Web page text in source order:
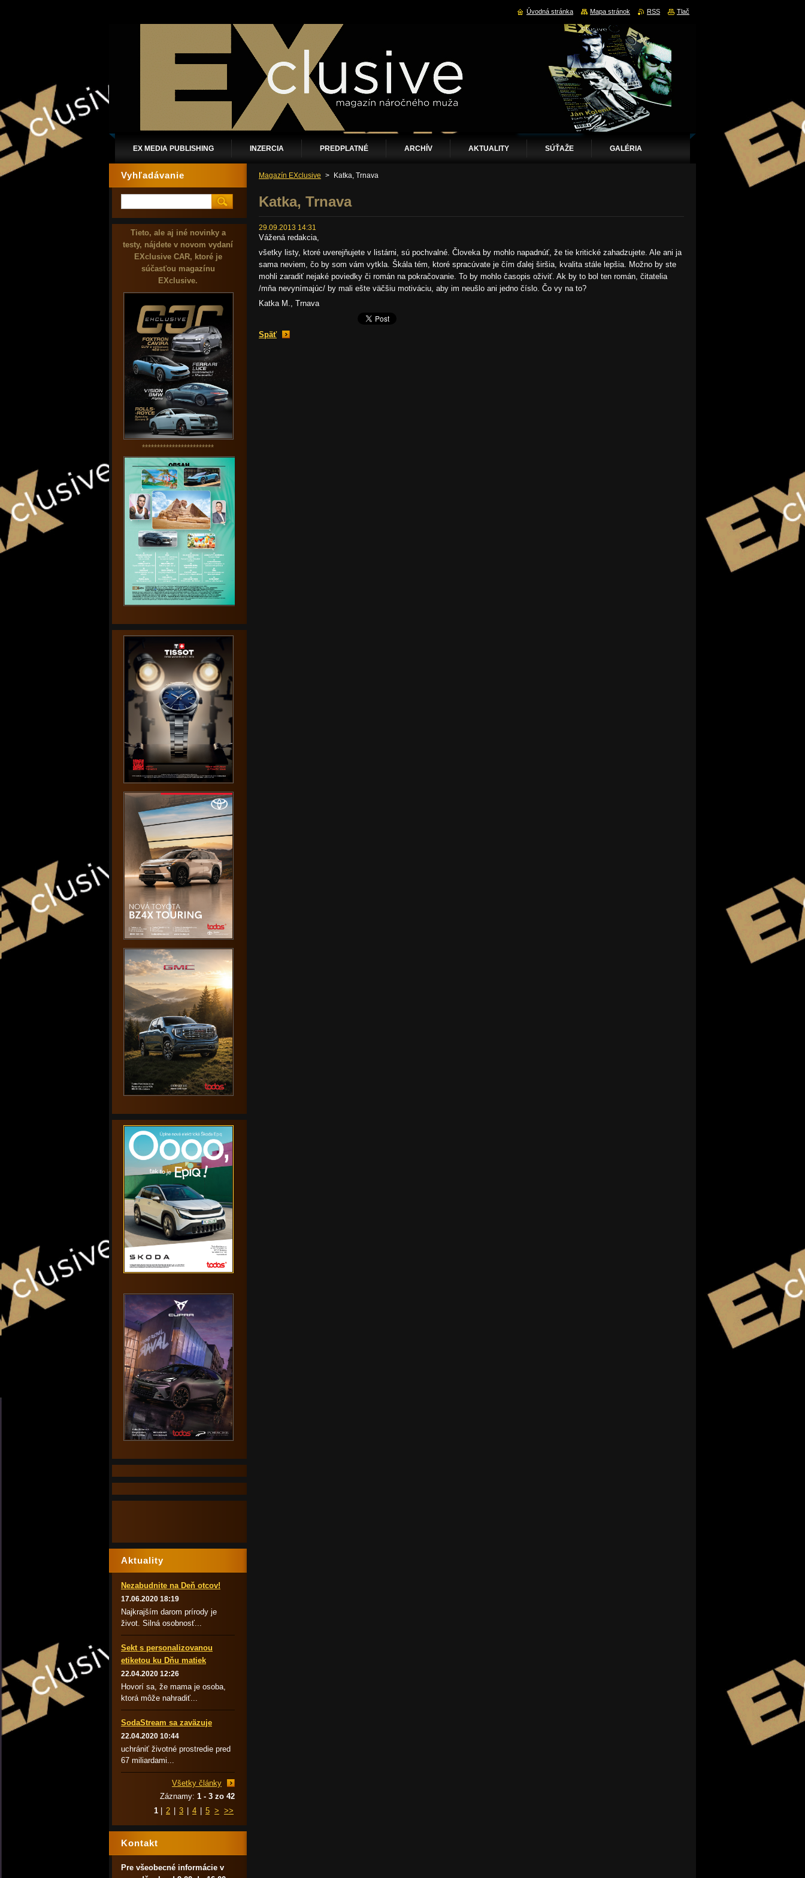
EX MEDIA PUBLISHING INZERCIA PREDPLATNÉ ARCHÍV AKTUALITY SÚŤAŽE GALÉRIA
Magazín EXclusive > Katka, Trnava
Katka, Trnava
29.09.2013 14:31
Vážená redakcia,
všetky listy, ktoré uverejňujete v listárni, sú pochvalné. Človeka by mohlo napadnúť, že tie kritické zahadzujete. Ale ani ja
sama neviem, čo by som vám vytkla. Škála tém, ktoré spracúvate je čím ďalej širšia, kvalita stále lepšia. Možno by ste
mohli zaradiť nejaké poviedky či román na pokračovanie. To by mohlo časopis oživiť. Ak by to bol ten román, čitatelia
/mňa nevynímajúc/ by mali ešte väčšiu motiváciu, aby im neušlo ani jedno číslo. Čo vy na to?
Katka M., Trnava
Späť
Vyhľadávanie
Tieto, ale aj iné novinky a
testy, nájdete v novom vydaní
EXclusive CAR, ktoré je
súčasťou magazínu
EXclusive.
************************
Aktuality
Nezabudnite na Deň otcov!
17.06.2020 18:19
Najkrajším darom prírody je
život. Silná osobnosť...
Sekt s personalizovanou
etiketou ku Dňu matiek
22.04.2020 12:26
Hovorí sa, že mama je osoba,
ktorá môže nahradiť...
SodaStream sa zaväzuje
22.04.2020 10:44
uchrániť životné prostredie pred
67 miliardami...
Všetky články
Záznamy: 1 - 3 zo 42
1
2 3 4 5 > >>
Kontakt
Pre všeobecné informácie v
Úvodná stránka Mapa stránok RSS Tlač